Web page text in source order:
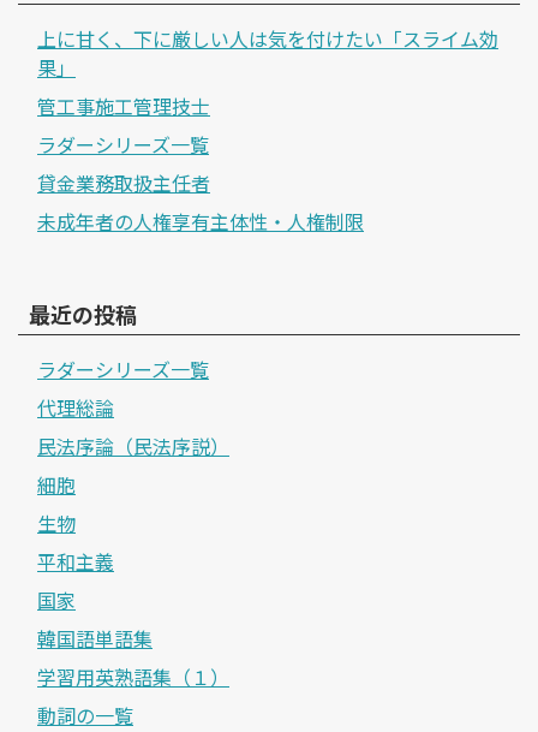
上に甘く、下に厳しい人は気を付けたい「スライム効
果」
管工事施工管理技士
ラダーシリーズ一覧
貸金業務取扱主任者
未成年者の人権享有主体性・人権制限
最近の投稿
ラダーシリーズ一覧
代理総論
民法序論（民法序説）
細胞
生物
平和主義
国家
韓国語単語集
学習用英熟語集（１）
動詞の一覧